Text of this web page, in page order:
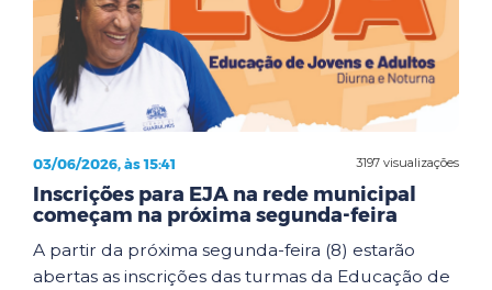
3197 visualizações
03/06/2026, às 15:41
Inscrições para EJA na rede municipal
começam na próxima segunda-feira
A partir da próxima segunda-feira (8) estarão
abertas as inscrições das turmas da Educação de